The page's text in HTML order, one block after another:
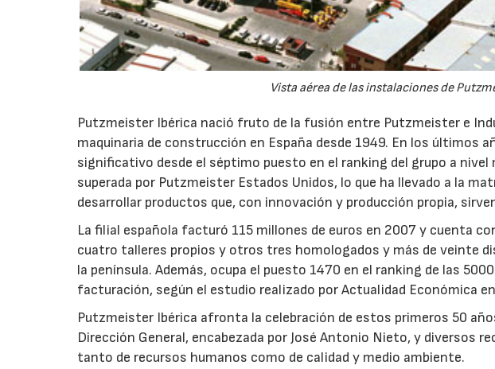
Vista aérea de las instalaciones de
Putzmeister Ibérica nació fruto de la fusión entre Putzmeister e
maquinaria de construcción en España desde 1949. En los últimos
significativo desde el séptimo puesto en el ranking del grupo a nivel
superada por Putzmeister Estados Unidos, lo que ha llevado a la
desarrollar productos que, con innovación y producción propia,
La filial española facturó 115 millones de euros en 2007 y cuenta
cuatro talleres propios y otros tres homologados y más de veinte
la península. Además, ocupa el puesto 1470 en el ranking de las
facturación, según el estudio realizado por Actualidad Económica
Putzmeister Ibérica afronta la celebración de estos primeros 50
Dirección General, encabezada por José Antonio Nieto, y diversos
tanto de recursos humanos como de calidad y medio ambiente.